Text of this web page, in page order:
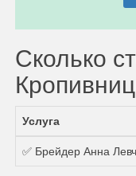
Сколько
Услуга
✅ Брейдер Анна